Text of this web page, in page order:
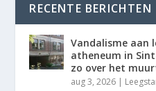
RECENTE BERICHTEN
Vandalisme aan
atheneum in
zo over het
aug 3, 2026 |